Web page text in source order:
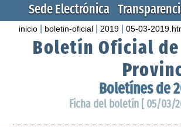
Sede Electrónica
inicio boletin-oficial 2019 |05-03-
Boletín Oficial
Boletínes de
Ficha del boletín [ 05/03/